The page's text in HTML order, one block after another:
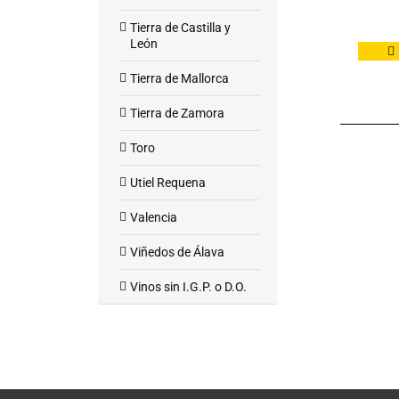
Tierra de Castilla y
León
Tierra de Mallorca
Tierra de Zamora
Toro
Utiel Requena
Valencia
Viñedos de Álava
Vinos sin I.G.P. o D.O.